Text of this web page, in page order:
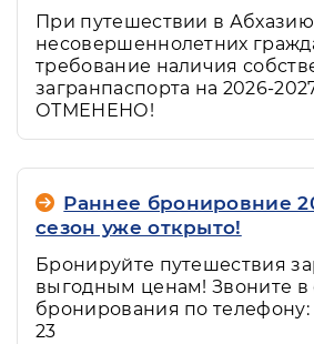
При путешествии в
несовершеннолетних
требование наличия
загранпаспорта на 2026-
ОТМЕНЕНО!
Раннее бронировние
сезон уже открыто!
Бронируйте путешествия
выгодным ценам! Звоните в
бронирования по телефону:
23